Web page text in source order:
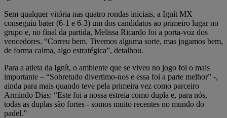
Sem qualquer vitória nas quatro rondas iniciais, a Ignít MX
conseguiu bater (6-1 e 6-3) um dos candidatos ao primeiro lugar no
grupo e, no final da partida, Melissa Ricardo foi a porta-voz dos
vencedores. “Correu bem. Tivemos alguma sorte, mas jogamos bem,
de forma calma, algo estratégica”, detalhou.
Para a atleta da Ignít, o ambiente que se viveu no jogo foi o mais
importante – “Sobretudo divertimo-nos e essa foi a parte melhor” -,
ainda para mais quando teve pela primeira vez como parceiro
Armindo Dias: “Este foi a nossa estreia como dupla e, para nós,
todas as duplas são fortes - somos muito recentes no mundo do
padel.”